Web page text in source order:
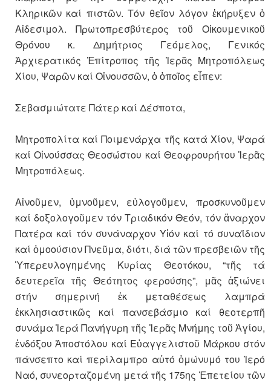
Κληρικῶν καί πιστῶν. Τόν θεῖον λόγον ἐκήρυξεν ὁ
Αἰδεσιμολ. Πρωτοπρεσβύτερος τοῦ Οἰκουμενικοῦ
Θρόνου κ. Δημήτριος Γεόμελος, Γενικός
Ἀρχιερατικός Ἐπίτροπος τῆς Ἱερᾶς Μητροπόλεως
Χίου, Ψαρῶν καί Οἰνουσσῶν, ὁ ὁποῖος εἶπεν:
Σεβασμιώτατε Πάτερ καί Δέσποτα,
Μητροπολίτα καί Ποιμενάρχα τῆς κατά Χίον, Ψαρά
καί Οἰνούσσας Θεοσώστου καί Θεοφρουρήτου Ἱερᾶς
Μητροπόλεως.
Αἰνοῦμεν, ὑμνοῦμεν, εὐλογοῦμεν, προσκυνοῦμεν
καί δοξολογοῦμεν τόν Τριαδικόν Θεόν, τόν ἄναρχον
Πατέρα καί τόν συνάναρχον Υἱόν καί τό συναΐδιον
καί ὁμοούσιον Πνεῦμα, διότι, διά τῶν πρεσβειῶν τῆς
Ὑπερευλογημένης Κυρίας Θεοτόκου, “τῆς τά
δευτερεῖα τῆς Θεότητος φερούσης”, μᾶς ἀξιώνει
στήν σημερινή ἐκ μεταθέσεως λαμπρά
ἐκκλησιαστικῶς καί πανσεβάσμιο καί θεοτερπῆ
συνάμα Ἱερά Πανήγυρη τῆς Ἱερᾶς Μνήμης τοῦ Ἁγίου,
ἐνδόξου Ἀποστόλου καί Εὐαγγελιστοῦ Μάρκου στόν
πάνσεπτο καί περίλαμπρο αὐτό ὁμώνυμό του Ἱερό
Ναό, συνεορταζομένη μετά τῆς 175ης Ἐπετείου τῶν